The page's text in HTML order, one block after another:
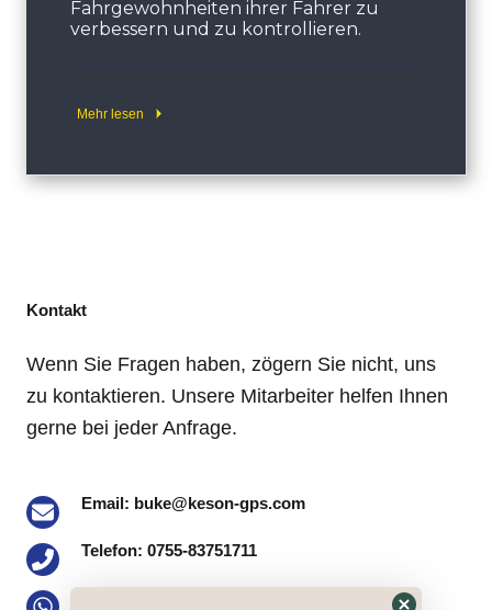
Fahrgewohnheiten ihrer Fahrer zu
verbessern und zu kontrollieren.
Mehr lesen
Kontakt
Wenn Sie Fragen haben, zögern Sie nicht, uns
zu kontaktieren. Unsere Mitarbeiter helfen Ihnen
gerne bei jeder Anfrage.
Email: buke@keson-gps.com
Telefon: 0755-83751711